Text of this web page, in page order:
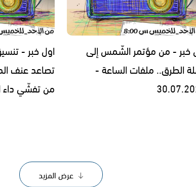
خبر - من مؤتمر الشّمس إلى
الطرق.. ملفات الساعة -
اول خبر -
تصاعد عنف
من تفشّي داء الكَلَب
عرض المزيد